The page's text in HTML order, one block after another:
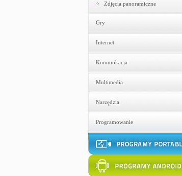
Zdjęcia panoramiczne
Gry
Internet
Komunikacja
Multimedia
Narzędzia
Programowanie